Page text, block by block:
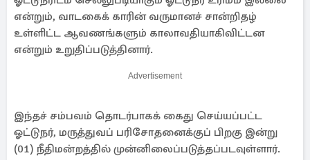
என்றும், வாடகைக் காரின் வருமானச் சான்றிதழ்
உள்ளிட்ட ஆவணங்களும் காலாவதியாகிவிட்டன
என்றும் உறுதிப்படுத்தினார்.
Advertisement
இந்தச் சம்பவம் தொடர்பாகக் கைது செய்யப்பட்ட
ஓட்டுநர், மருத்துவப் பரிசோதனைக்குப் பிறகு இன்று
(01) நீதிமன்றத்தில் முன்னிலைப்படுத்தப்படவுள்ளார்.